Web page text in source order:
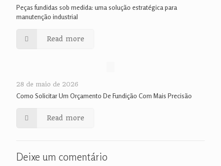
Peças fundidas sob medida: uma solução estratégica para
manutenção industrial
Read more
28 de maio de 2026
Como Solicitar Um Orçamento De Fundição Com Mais Precisão
Read more
Deixe um comentário